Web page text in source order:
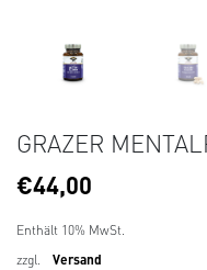
GRAZER
€44,00
Enthält 10% MwSt.
zzgl.
Versand